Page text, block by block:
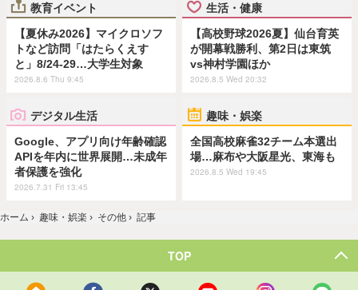
教育イベント
【夏休み2026】マイクロソフ
トなど訪問「はたらくえす
と」8/24-29…大学生対象
2026.8.6 Thu 9:45
生活・健康
【高校野球2026夏】仙台育英
が開幕戦勝利、第2日は東筑
vs神村学園ほか
2026.8.5 Wed 20:32
デジタル生活
Google、アプリ向け年齢確認
APIを年内に世界展開…未成年
者保護を強化
2026.7.31 Fri 13:45
趣味・娯楽
全国高校麻雀32チーム本選出
場…麻布や大阪星光、東海も
2026.8.5 Wed 19:45
ホーム › 趣味・娯楽 › その他 › 記事
TOP